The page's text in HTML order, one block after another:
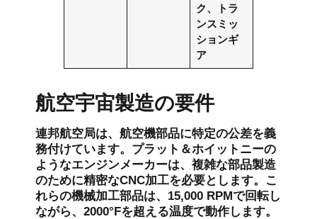
ク、トラ
ンスミッ
ションギ
ア
航空宇宙製造の要件
連邦航空局は、航空機部品に特定の公差を義
務付けています。プラット＆ホイットニーの
ようなエンジンメーカーは、複雑な部品製造
のために精密なCNC加工を必要とします。こ
れらの機械加工部品は、15,000 RPMで回転し
ながら、2000°Fを超える温度で動作します。